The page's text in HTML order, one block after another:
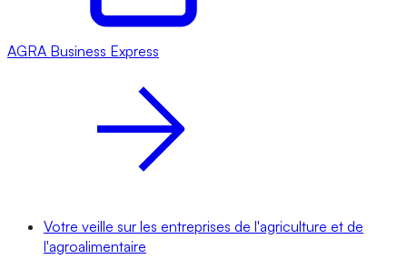
AGRA Business Express
Votre veille sur les entreprises de l'agriculture et de
l'agroalimentaire